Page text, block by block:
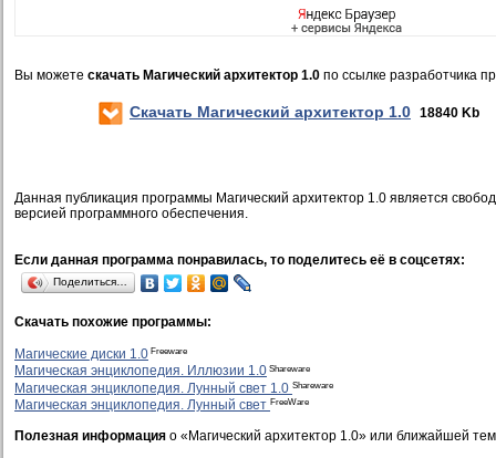
Вы можете скачать Магический архитектор 1.0 по ссылке разработчика
Скачать Магический архитектор 1.0 18840 Kb
Данная публикация программы Магический архитектор 1.0 является
версией программного обеспечения.
Если данная программа понравилась, то поделитесь её в соцсетях:
Поделиться…
Скачать похожие программы:
Магические диски 1.0 Freeware
Магическая энциклопедия. Иллюзии 1.0 Shareware
Магическая энциклопедия. Лунный свет 1.0 Shareware
Магическая энциклопедия. Лунный свет FreeWare
Полезная информация о «Магический архитектор 1.0» или ближайшей